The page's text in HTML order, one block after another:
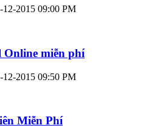
12-2015 09:00 PM
Online miễn phí
12-2015 09:50 PM
Miễn Phí